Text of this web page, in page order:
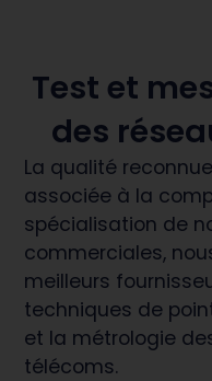
Test et
des
La qualité
associée à la
spécialisation de
commerciales,
meilleurs
techniques de
et la métrologie
télécoms.